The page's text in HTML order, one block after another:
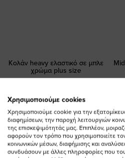
Κολάν heavy ελαστικό σε μπλε
χρώμα plus size
Χρησιμοποιούμε cookies
Χρησιμοποιούμε cookie για την
διαφημίσεων, την παροχή λειτουργιών
της επισκεψιμότητάς μας. Επιπλέον,
αφορούν τον τρόπο που χρησιμοποιείτε
κοινωνικών μέσων, διαφήμισης και
συνδυάσουν με άλλες πληροφορίες που